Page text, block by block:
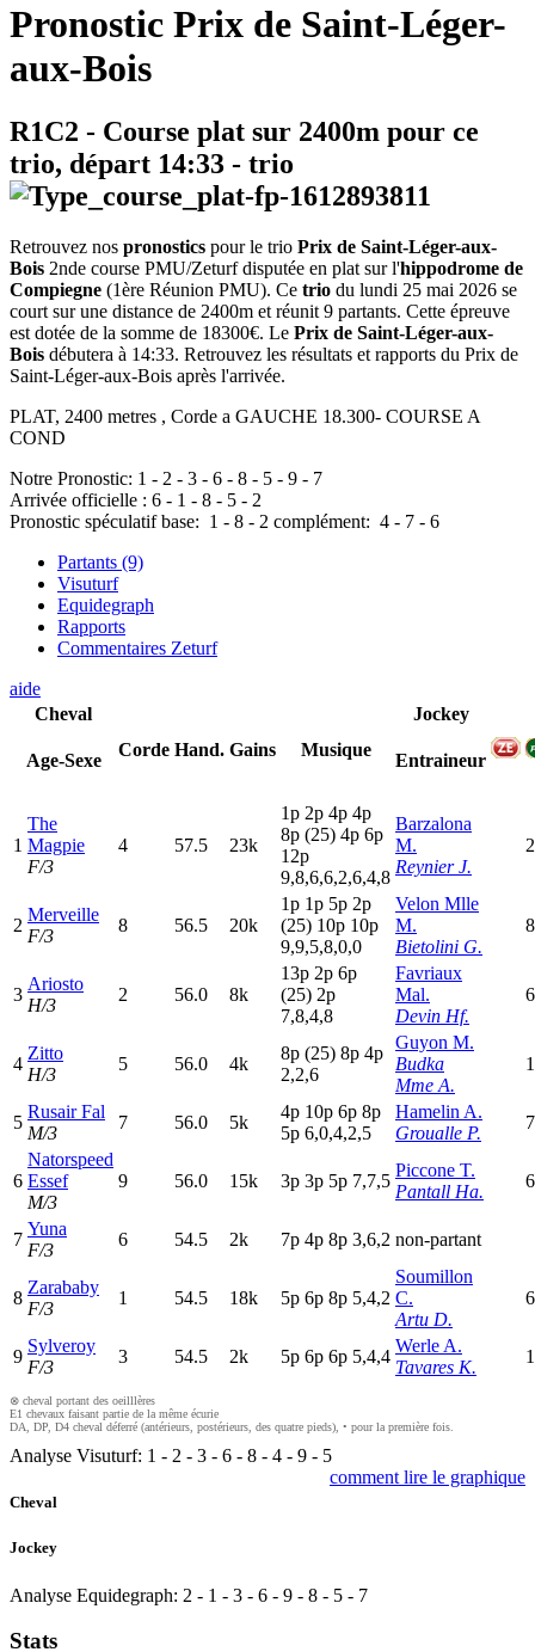
Pronostic Prix de Saint-Léger-
aux-Bois
R1C2 - Course plat sur 2400m pour ce
trio, départ 14:33 - trio
Retrouvez nos pronostics pour le trio Prix de Saint-Léger-aux-
Bois 2nde course PMU/Zeturf disputée en plat sur l'hippodrome de
Compiegne (1ère Réunion PMU). Ce trio du lundi 25 mai 2026 se
court sur une distance de 2400m et réunit 9 partants. Cette épreuve
est dotée de la somme de 18300€. Le Prix de Saint-Léger-aux-
Bois débutera à 14:33. Retrouvez les résultats et rapports du Prix de
Saint-Léger-aux-Bois après l'arrivée.
PLAT, 2400 metres , Corde a GAUCHE 18.300- COURSE A
COND
Notre Pronostic: 1 - 2 - 3 - 6 - 8 - 5 - 9 - 7
Arrivée officielle : 6 - 1 - 8 - 5 - 2
Pronostic spéculatif base: 1 - 8 - 2 complément: 4 - 7 - 6
Partants (9)
Visuturf
Equidegraph
Rapports
Commentaires Zeturf
aide
Cheval
Age-Sexe
Corde Hand. Gains Musique
Jockey
Entraineur
1
The
Magpie
F/3
4 57.5 23k
1p 2p 4p 4p
8p (25) 4p 6p
12p
9,8,6,6,2,6,4,8
Barzalona
M.
Reynier J.
2
Merveille
F/3
8 56.5 20k
1p 1p 5p 2p
(25) 10p 10p
9,9,5,8,0,0
Velon Mlle
M.
Bietolini G.
3
Ariosto
H/3
2 56.0 8k
13p 2p 6p
(25) 2p
7,8,4,8
Favriaux
Mal.
Devin Hf.
4
Zitto
H/3
5 56.0 4k
8p (25) 8p 4p
2,2,6
Guyon M.
Budka
Mme A.
5
Rusair Fal
M/3
7 56.0 5k
4p 10p 6p 8p
5p 6,0,4,2,5
Hamelin A.
Groualle P.
6
Natorspeed
Essef
M/3
9 56.0 15k 3p 3p 5p 7,7,5
Piccone T.
Pantall Ha.
7
Yuna
F/3
6 54.5 2k 7p 4p 8p 3,6,2 non-partant
8
Zarababy
F/3
1 54.5 18k 5p 6p 8p 5,4,2
Soumillon
C.
Artu D.
9
Sylveroy
F/3
3 54.5 2k 5p 6p 6p 5,4,4
Werle A.
Tavares K.
⊗ cheval portant des oeilllères
E1 chevaux faisant partie de la même écurie
DA, DP, D4 cheval déferré (antérieurs, postérieurs, des quatre pieds), • pour la première fois.
Analyse Visuturf: 1 - 2 - 3 - 6 - 8 - 4 - 9 - 5
comment lire le graphique
Cheval
Jockey
Analyse Equidegraph: 2 - 1 - 3 - 6 - 9 - 8 - 5 - 7
Stats